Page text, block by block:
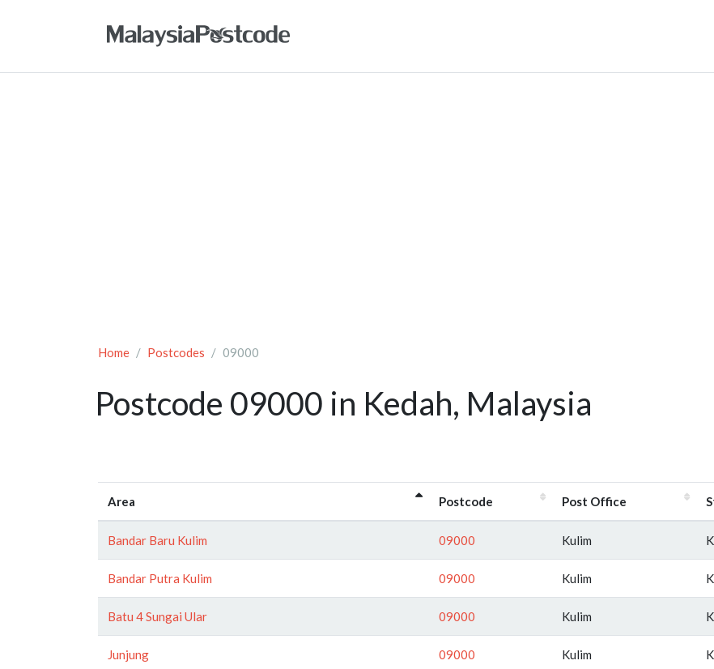
Home Postcodes 09000
Postcode 09000 in Kedah, Malaysia
Area Postcode Post Office
Bandar Baru Kulim 09000 Kulim
Bandar Putra Kulim 09000 Kulim
Batu 4 Sungai Ular 09000 Kulim
Junjung 09000 Kulim